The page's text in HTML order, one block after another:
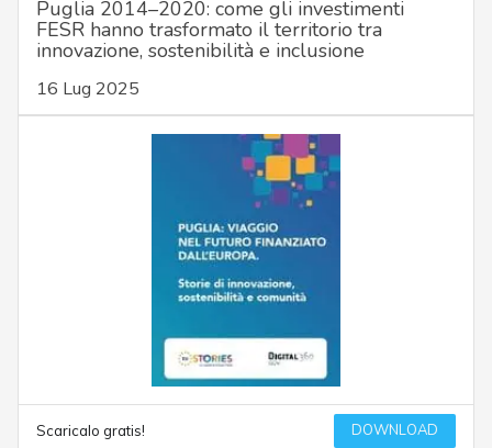
Puglia 2014–2020: come gli investimenti
FESR hanno trasformato il territorio tra
innovazione, sostenibilità e inclusione
16 Lug 2025
Scaricalo gratis! DOWNLOAD